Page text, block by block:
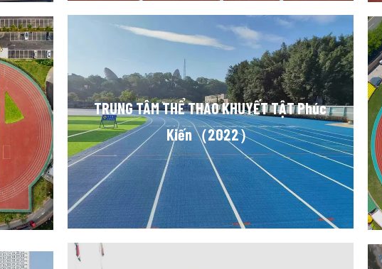
TRUNG TÂM THỂ THAO KHUYẾT TẬT Phúc
Kiến（2022）